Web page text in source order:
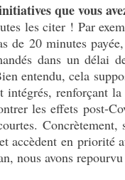
que vous
les citer ! Par
de 20 minutes
dans un délai
entendu, cela
intégrés, renforçant
les effets post-
accèdent en priorité
nous avons